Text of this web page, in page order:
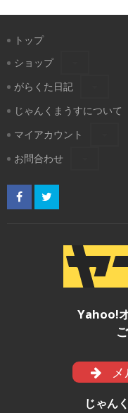
トップ
ショップ
がらくた日記
じゃんくまうすについて
マイアカウント
お問合わせ
Yahoo!
じゃん